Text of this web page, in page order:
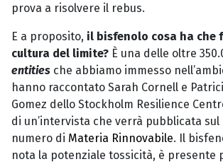
prova a risolvere il rebus.
E a proposito, il bisfenolo cosa ha che
cultura del limite? È una delle oltre
entities che abbiamo immesso
hanno raccontato Sarah Cornell e
Gomez dello Stockholm Resilience
di un’intervista che verrà pubblicata
numero di Materia Rinnovabile. Il
nota la potenziale tossicità, è presente